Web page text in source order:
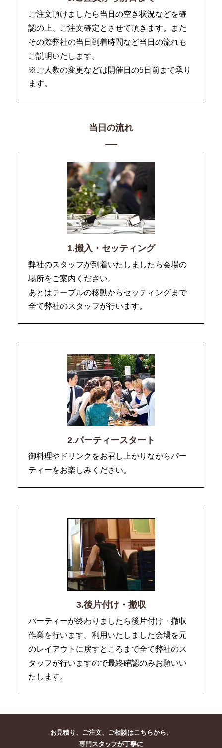
ご注文頂けましたら当日の空き状況などを確
認の上、ご注文確定とさせて頂きます。また
その際弊社の当日到着時間など当日の流れも
ご説明いたします。
※ご人数の変更などは開催日の5日前まで承り
ます。
当日の流れ
1.搬入・セッティング
弊社のスタッフが到着いたしましたら会場の
場所をご案内ください。
あとはテーブルの移動からセッティングまで
全て弊社のスタッフが行います。
2.パーティースタート
御料理やドリンクをお召し上がりながらパー
ティーをお楽しみください。
3.後片付け・撤収
パーティーが終わりましたら後片付け・撤収
作業を行います。利用いたしました会場を元
のレイアウトに戻すところまで全て弊社のス
タッフが行いますので最終確認のみお願いい
たします。
お見積り、ご注文、ご相談はこちらから。
専門スタッフが丁寧に